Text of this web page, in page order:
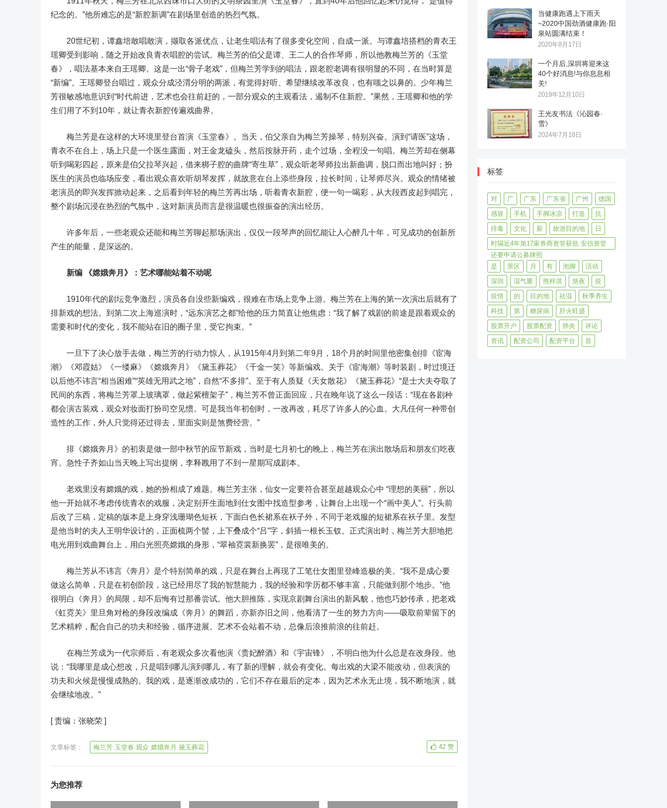
纪念的。”他所难忘的是“新腔新调”在剧场里创造的热烈气氛。
20世纪初，谭鑫培敢唱敢演，撷取各派优点，让老生唱法有了很多变化空间，自成一派。与谭鑫培搭档的青衣王
瑶卿受到影响，随之开始改良青衣唱腔的尝试。梅兰芳的伯父是谭、王二人的合作琴师，所以他教梅兰芳的《玉堂
春》，唱法基本来自王瑶卿。这是一出“骨子老戏”，但梅兰芳学到的唱法，跟老腔老调有很明显的不同，在当时算是
“新编”。王瑶卿登台唱过，观众分成泾渭分明的两派，有觉得好听、希望继续改革改良，也有嗤之以鼻的。少年梅兰
芳很敏感地意识到“时代前进，艺术也会往前赶的，一部分观众的主观看法，遏制不住新腔。”果然，王瑶卿和他的学
生们用了不到10年，就让青衣新腔传遍戏曲界。
梅兰芳是在这样的大环境里登台首演《玉堂春》。当天，伯父亲自为梅兰芳操琴，特别兴奋。演到“请医”这场，
青衣不在台上，场上只是一个医生露面，对王金龙磕头，然后按脉开药，走个过场，全程没一句唱。梅兰芳却在侧幕
听到喝彩四起，原来是伯父拉琴兴起，借来梆子腔的曲牌“寄生草”，观众听老琴师拉出新曲调，脱口而出地叫好；扮
医生的演员也临场应变，看出观众喜欢听胡琴发挥，就故意在台上添些身段，拉长时间，让琴师尽兴。观众的情绪被
老演员的即兴发挥掀动起来，之后看到年轻的梅兰芳再出场，听着青衣新腔，便一句一喝彩，从大段西皮起到唱完，
整个剧场沉浸在热烈的气氛中，这对新演员而言是很温暖也很振奋的演出经历。
许多年后，一些老观众还能和梅兰芳聊起那场演出，仅仅一段琴声的回忆能让人心醉几十年，可见成功的创新所
产生的能量，是深远的。
新编 《嫦娥奔月》：艺术哪能站着不动呢
1910年代的剧坛竞争激烈，演员各自没些新编戏，很难在市场上竞争上游。梅兰芳在上海的第一次演出后就有了
排新戏的想法。到第二次上海巡演时，“远东演艺之都”给他的压力简直让他焦虑：“我了解了戏剧的前途是跟着观众的
需要和时代的变化，我不能站在旧的圈子里，受它拘束。”
一旦下了决心放手去做，梅兰芳的行动力惊人，从1915年4月到第二年9月，18个月的时间里他密集创排《宦海
潮》《邓霞姑》《一缕麻》《嫦娥奔月》《黛玉葬花》《千金一笑》等新编戏。关于《宦海潮》等时装剧，时过境迁
以后他不讳言“相当困难”“英雄无用武之地”，自然“不多排”。至于有人质疑《天女散花》《黛玉葬花》“是士大夫夺取了
民间的东西，将梅兰芳罩上玻璃罩，做起紫檀架子”，梅兰芳不曾正面回应，只在晚年说了这么一段话：“现在各剧种
都会演古装戏，观众对妆面打扮司空见惯。可是我当年初创时，一改再改，耗尽了许多人的心血。大凡任何一种带创
造性的工作，外人只觉得还过得去，里面实则是煞费经营。”
排《嫦娥奔月》的初衷是做一部中秋节的应节新戏，当时是七月初七的晚上，梅兰芳在演出散场后和朋友们吃夜
宵。急性子齐如山当天晚上写出提纲，李释戡用了不到一星期写成剧本。
老戏里没有嫦娥的戏，她的扮相成了难题。梅兰芳主张，仙女一定要符合甚至超越观众心中 “理想的美丽”，所以
他一开始就不考虑传统青衣的戏服，决定别开生面地到仕女图中找造型参考，让舞台上出现一个“画中美人”。行头前
后改了三稿，定稿的版本是上身穿浅珊瑚色短袄，下面白色长裙系在袄子外，不同于老戏服的短裙系在袄子里。发型
是他当时的夫人王明华设计的，正面梳两个髻，上下叠成个“吕”字，斜插一根长玉钗。正式演出时，梅兰芳大胆地把
电光用到戏曲舞台上，用白光照亮嫦娥的身形，“翠袖霓裳新换罢”，是很唯美的。
梅兰芳从不讳言《奔月》是个特别简单的戏，只是在舞台上再现了工笔仕女图里登峰造极的美。“我不是成心要
做这么简单，只是在初创阶段，这已经用尽了我的智慧能力，我的经验和学历都不够丰富，只能做到那个地步。”他
很明白《奔月》的局限，却不后悔有过那番尝试。他大胆推陈，实现京剧舞台演出的新风貌，他也巧妙传承，把老戏
《虹霓关》里旦角对枪的身段改编成《奔月》的舞蹈，亦新亦旧之间，他看清了一生的努力方向——吸取前辈留下的
艺术精粹，配合自己的功夫和经验，循序进展。艺术不会站着不动，总像后浪推前浪的往前赶。
在梅兰芳成为一代宗师后，有老观众多次看他演《贵妃醉酒》和《宇宙锋》，不明白他为什么总是在改身段。他
说：“我哪里是成心想改，只是唱到哪儿演到哪儿，有了新的理解，就会有变化。每出戏的大梁不能改动，但表演的
功夫和火候是慢慢成熟的。我的戏，是逐渐改成功的，它们不存在最后的定本，因为艺术永无止境，我不断地演，就
会继续地改。”
[责编：张晓荣 ]
文章标签： 梅兰芳 玉堂春 观众 嫦娥奔月 黛玉葬花 42 赞
为您推荐
当健康跑遇上下雨天
~2020中国劲酒健康跑·阳
泉站圆满结束！
2020年8月17日
一个月后,深圳将迎来这
40个好消息!与你息息相
关!
2019年12月10日
王光友书法《沁园春·
雪》
2024年7月18日
标签
对 广 广东 广东省 广州
德国
感冒
手机 手脚冰凉 打造
抗
排毒
文化 新 旅游目的地
日
时隔近4年第17家券商资管获批 安信资管
还要申请公募牌照
是
景区 月 有 泡脚
活动
深圳
湿气重 熊梓淇 熬夜
疫
疫情
的 目的地 祛湿
秋季养生
科技
第 糖尿病
肝火旺盛
股票开户
股票配资 肺炎
评论
资讯
配资公司 配资平台 首